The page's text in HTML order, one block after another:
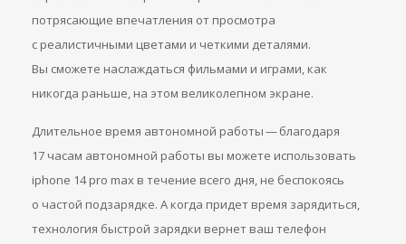
потрясающие впечатления от просмотра
с реалистичными цветами и четкими деталями.
Вы сможете наслаждаться фильмами и играми, как
никогда раньше, на этом великолепном экране.
Длительное время автономной работы — благодаря
17 часам автономной работы вы можете использовать
iphone 14 pro max в течение всего дня, не беспокоясь
о частой подзарядке. А когда придет время зарядиться,
технология быстрой зарядки вернет ваш телефон